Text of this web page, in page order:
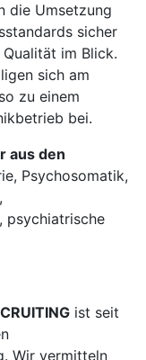
die Umsetzung
sicher
im Blick.
sich am
zu einem
bei.
aus den
Psychosomatik,
psychiatrische
ist seit
Wir vermitteln